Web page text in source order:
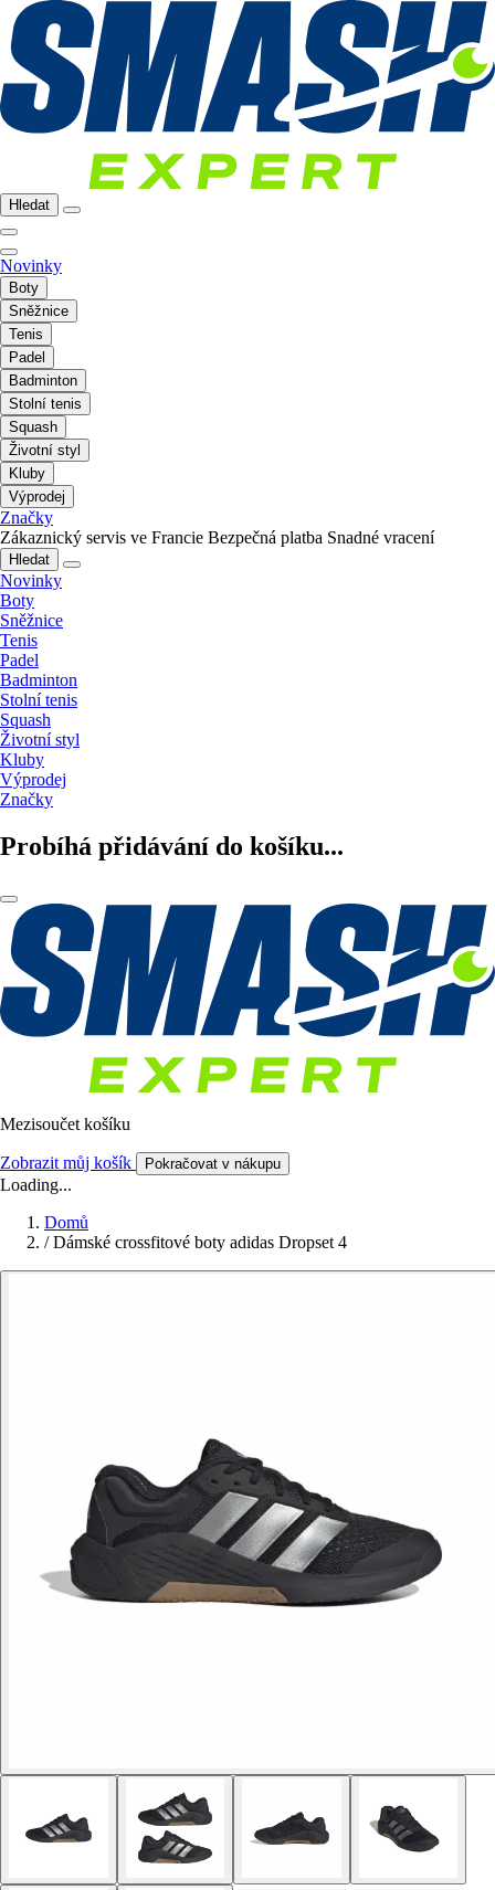
Hledat
Novinky
Boty
Sněžnice
Tenis
Padel
Badminton
Stolní tenis
Squash
Životní styl
Kluby
Výprodej
Značky
Zákaznický servis ve Francie Bezpečná platba Snadné vracení
Hledat
Novinky
Boty
Sněžnice
Tenis
Padel
Badminton
Stolní tenis
Squash
Životní styl
Kluby
Výprodej
Značky
Probíhá přidávání do košíku...
Mezisoučet košíku
Zobrazit můj košík Pokračovat v nákupu
Loading...
Domů
/ Dámské crossfitové boty adidas Dropset 4